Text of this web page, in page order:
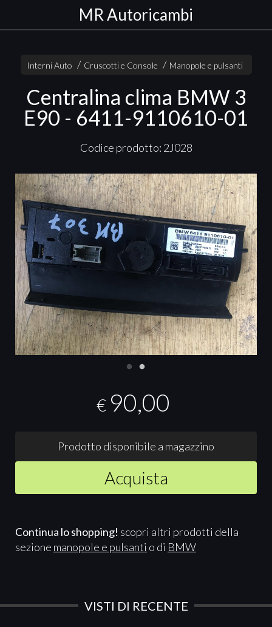
MR Autoricambi
Interni Auto Cruscotti e Console Manopole e pulsanti
Centralina clima BMW 3
E90 - 6411-9110610-01
Codice prodotto: 2J028
€ 90,00
Prodotto disponibile a magazzino
Acquista
Continua lo shopping! scopri altri prodotti della
sezione manopole e pulsanti o di BMW
VISTI DI RECENTE